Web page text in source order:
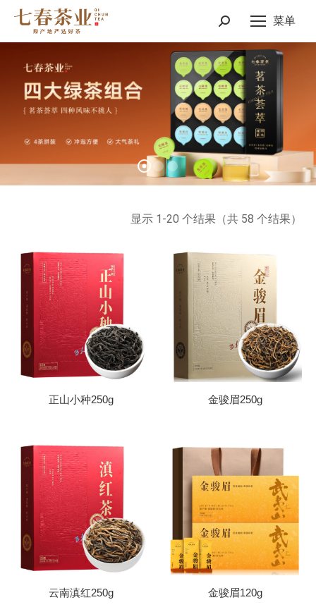
菜单
Search:
显示 1-20 个结果（共 58 个结果）
正山小种250g 金骏眉250g
云南滇红250g 金骏眉120g